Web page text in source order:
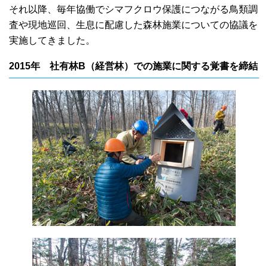
それ以降、毎年協働でシマフクロウ保護につながる鳥類調
査や現地巡回、生息に配慮した森林施業についての協議を
実施してきました。
2015年 社有林B（経営林）での施業に関する覚書を締結